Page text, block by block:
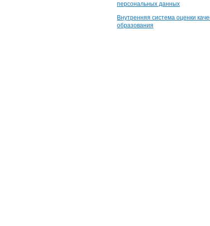
персональных данных
Внутренняя система оценки
образования